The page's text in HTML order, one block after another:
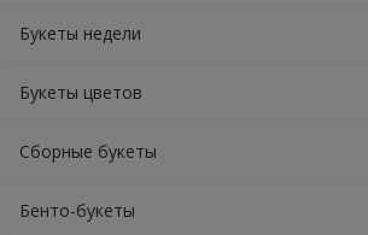
Букеты недели
Букеты цветов
Сборные букеты
Бенто-букеты